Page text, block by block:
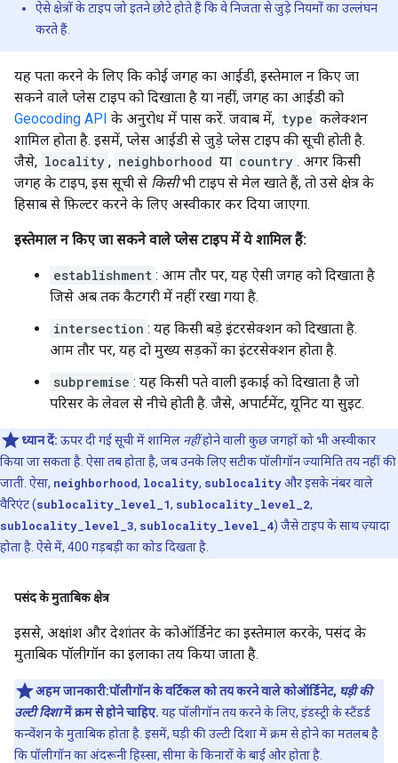
ऐसे क्षेत्रों के टाइप जो इतने छोटे होते हैं कि वे निजता से जुड़े नियमों का उल्लंघन
करते हैं.
यह पता करने के लिए कि कोई जगह का आईडी, इस्तेमाल न किए जा
सकने वाले प्लेस टाइप को दिखाता है या नहीं, जगह का आईडी को
Geocoding API के अनुरोध में पास करें. जवाब में, type कलेक्शन
शामिल होता है. इसमें, प्लेस आईडी से जुड़े प्लेस टाइप की सूची होती है.
जैसे, locality , neighborhood या country . अगर किसी
जगह के टाइप, इस सूची से किसीभी टाइप से मेल खाते हैं, तो उसे क्षेत्र के
हिसाब से फ़िल्टर करने के लिए अस्वीकार कर दिया जाएगा.
इस्तेमाल न किए जा सकने वाले प्लेस टाइप में ये शामिल हैं:
establishment : आम तौर पर, यह ऐसी जगह को दिखाता है
जिसे अब तक कैटगरी में नहीं रखा गया है.
intersection : यह किसी बड़े इंटरसेक्शन को दिखाता है.
आम तौर पर, यह दो मुख्य सड़कों का इंटरसेक्शन होता है.
subpremise : यह किसी पते वाली इकाई को दिखाता है जो
परिसर के लेवल से नीचे होती है. जैसे, अपार्टमेंट, यूनिट या सुइट.
ध्यान दें: ऊपर दी गई सूची में शामिल नहींहोने वाली कुछ जगहों को भी अस्वीकार
किया जा सकता है. ऐसा तब होता है, जब उनके लिए सटीक पॉलीगॉन ज्यामिति तय नहीं की
जाती. ऐसा, neighborhood, locality, sublocalityऔर इसके नंबर वाले
वैरिएंट (sublocality_level_1, sublocality_level_2,
sublocality_level_3, sublocality_level_4) जैसे टाइप के साथ ज़्यादा
होता है. ऐसे में, 400 गड़बड़ी का कोड दिखता है.
पसंद के मुताबिक क्षेत्र
इससे, अक्षांश और देशांतर के कोऑर्डिनेट का इस्तेमाल करके, पसंद के
मुताबिक पॉलीगॉन का इलाका तय किया जाता है.
अहम जानकारी:पॉलीगॉन के वर्टिकल को तय करने वाले कोऑर्डिनेट, घड़ी की
उल्टी दिशामें क्रम से होने चाहिए. यह पॉलीगॉन तय करने के लिए, इंडस्ट्री के स्टैंडर्ड
कन्वेंशन के मुताबिक होता है. इसमें, घड़ी की उल्टी दिशा में क्रम से होने का मतलब है
कि पॉलीगॉन का अंदरूनी हिस्सा, सीमा के किनारों के बाईं ओर होता है.